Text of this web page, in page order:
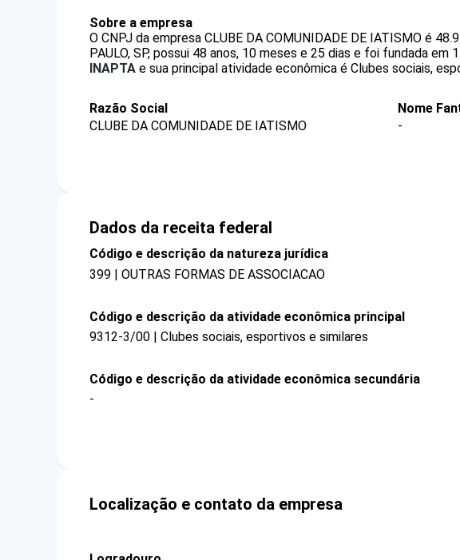
Sobre a empresa
O CNPJ da empresa CLUBE DA COMUNIDADE DE IATISMO é
PAULO, SP, possui 48 anos, 10 meses e 25 dias e foi fundada em
INAPTA e sua principal atividade econômica é Clubes sociais,
Razão Social
CLUBE DA COMUNIDADE DE IATISMO
Nome
-
Dados da receita federal
Código e descrição da natureza jurídica
399 | OUTRAS FORMAS DE ASSOCIACAO
Código e descrição da atividade econômica principal
9312-3/00 | Clubes sociais, esportivos e similares
Código e descrição da atividade econômica secundária
-
Localização e contato da empresa